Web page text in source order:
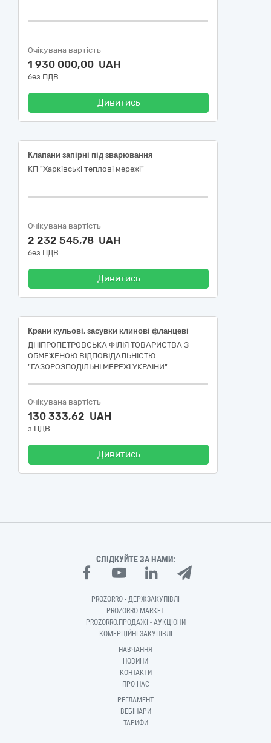
Очікувана вартість
1 930 000,00 UAH
без ПДВ
Дивитись
Клапани запірні під зварювання
КП "Харківські теплові мережі"
Очікувана вартість
2 232 545,78 UAH
без ПДВ
Дивитись
Крани кульові, засувки клинові фланцеві
ДНІПРОПЕТРОВСЬКА ФІЛІЯ ТОВАРИСТВА З
ОБМЕЖЕНОЮ ВІДПОВІДАЛЬНІСТЮ
"ГАЗОРОЗПОДІЛЬНІ МЕРЕЖІ УКРАЇНИ"
Очікувана вартість
130 333,62 UAH
з ПДВ
Дивитись
СЛІДКУЙТЕ ЗА НАМИ:
PROZORRO - ДЕРЖЗАКУПІВЛІ
PROZORRO MARKET
PROZORRO.ПРОДАЖІ - АУКЦІОНИ
КОМЕРЦІЙНІ ЗАКУПІВЛІ
НАВЧАННЯ
НОВИНИ
КОНТАКТИ
ПРО НАС
РЕГЛАМЕНТ
ВЕБІНАРИ
ТАРИФИ